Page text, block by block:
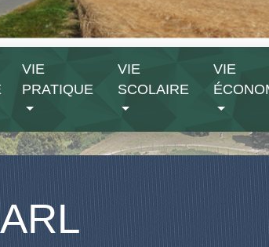
VIE
PRATIQUE
VIE
SCOLAIRE
VIE